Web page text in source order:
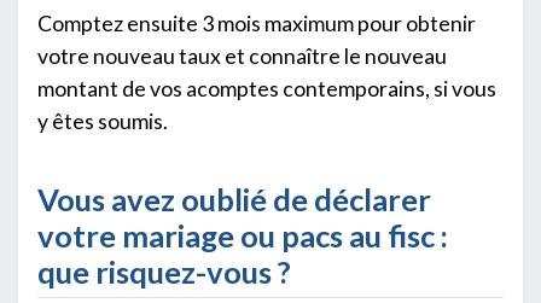
Comptez ensuite 3 mois maximum pour obtenir
votre nouveau taux et connaître le nouveau
montant de vos acomptes contemporains, si vous
y êtes soumis.
Vous avez oublié de déclarer
votre mariage ou pacs au fisc :
que risquez-vous ?